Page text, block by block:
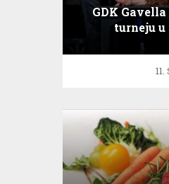
GDK
turneju u
11.